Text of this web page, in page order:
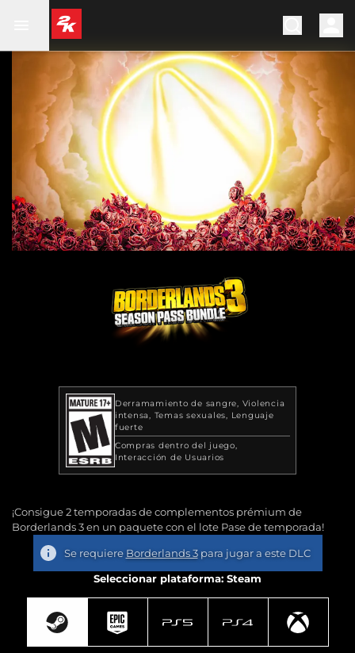
Derramamiento de sangre Violencia
intensa Temas sexuales
Lenguaje
fuerte
Compras dentro del juego
Interacción de Usuarios
¡Consigue 2 temporadas de complementos prémium de
Borderlands 3 en un paquete con el lote Pase de temporada!
Se requiere Borderlands 3para jugar a este DLC
Seleccionar plataforma: Steam